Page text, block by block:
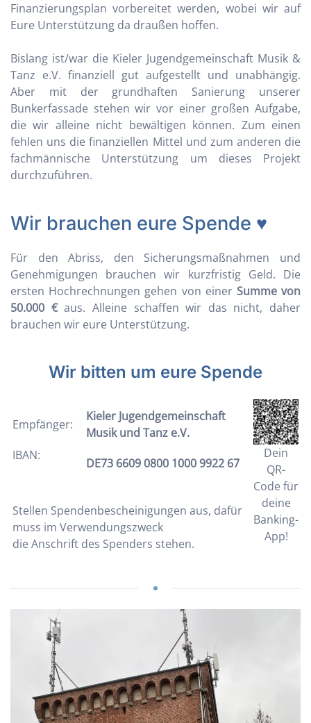
Finanzierungsplan vorbereitet werden, wobei wir auf
Eure Unterstützung da draußen hoffen.
Bislang ist/war die Kieler Jugendgemeinschaft Musik &
Tanz e.V. finanziell gut aufgestellt und unabhängig.
Aber mit der grundhaften Sanierung unserer
Bunkerfassade stehen wir vor einer großen Aufgabe,
die wir alleine nicht bewältigen können. Zum einen
fehlen uns die finanziellen Mittel und zum anderen die
fachmännische Unterstützung um dieses Projekt
durchzuführen.
Wir brauchen eure Spende ♥
Für den Abriss, den Sicherungsmaßnahmen und
Genehmigungen brauchen wir kurzfristig Geld. Die
ersten Hochrechnungen gehen von einer Summe von
50.000 €aus. Alleine schaffen wir das nicht, daher
brauchen wir eure Unterstützung.
Wir bitten um eure Spende
Empfänger:
IBAN:
Kieler Jugendgemeinschaft
Musik und Tanz e.V.
DE73 6609 0800 1000 9922 67
Dein
QR-
Code für
deine
Banking-
App!
Stellen Spendenbescheinigungen aus, dafür
muss im Verwendungszweck
die Anschrift des Spenders stehen.